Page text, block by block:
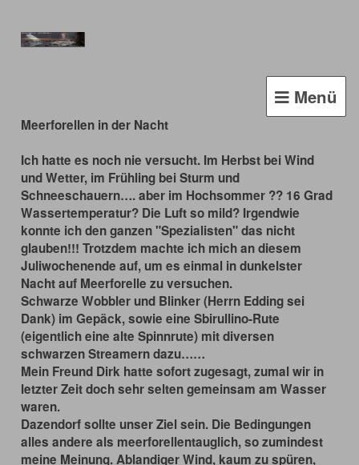
Menü
Meerforellen in der Nacht
Ich hatte es noch nie versucht. Im Herbst bei Wind
und Wetter, im Frühling bei Sturm und
Schneeschauern…. aber im Hochsommer ?? 16 Grad
Wassertemperatur? Die Luft so mild? Irgendwie
konnte ich den ganzen "Spezialisten" das nicht
glauben!!! Trotzdem machte ich mich an diesem
Juliwochenende auf, um es einmal in dunkelster
Nacht auf Meerforelle zu versuchen.
Schwarze Wobbler und Blinker (Herrn Edding sei
Dank) im Gepäck, sowie eine Sbirullino-Rute
(eigentlich eine alte Spinnrute) mit diversen
schwarzen Streamern dazu……
Mein Freund Dirk hatte sofort zugesagt, zumal wir in
letzter Zeit doch sehr selten gemeinsam am Wasser
waren.
Dazendorf sollte unser Ziel sein. Die Bedingungen
alles andere als meerforellentauglich, so zumindest
meine Meinung. Ablandiger Wind, kaum zu spüren,